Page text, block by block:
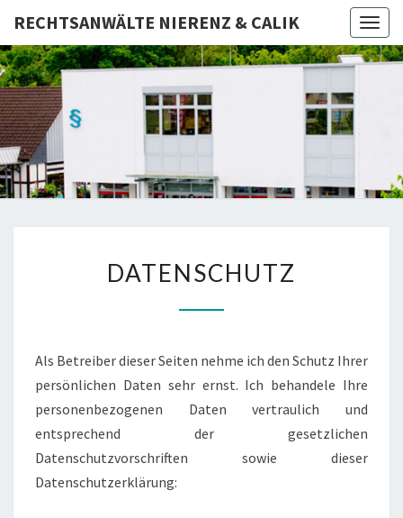
RECHTSANWÄLTE NIERENZ & CALIK
Rechtsanwälte
DATENSCHUTZ
Als Betreiber dieser Seiten nehme ich den Schutz Ihrer
persönlichen Daten sehr ernst. Ich behandele Ihre
personenbezogenen Daten vertraulich und
entsprechend der gesetzlichen
Datenschutzvorschriften sowie dieser
Datenschutzerklärung: